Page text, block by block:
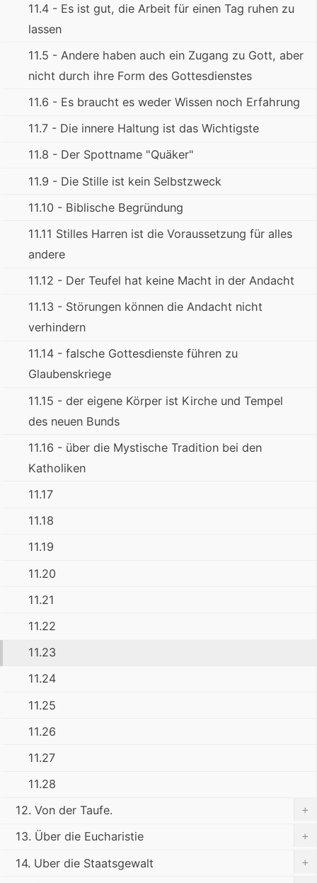
11.4 - Es ist gut, die Arbeit für einen Tag ruhen zu
lassen
11.5 - Andere haben auch ein Zugang zu Gott, aber
nicht durch ihre Form des Gottesdienstes
11.6 - Es braucht es weder Wissen noch Erfahrung
11.7 - Die innere Haltung ist das Wichtigste
11.8 - Der Spottname "Quäker"
11.9 - Die Stille ist kein Selbstzweck
11.10 - Biblische Begründung
11.11 Stilles Harren ist die Voraussetzung für alles
andere
11.12 - Der Teufel hat keine Macht in der Andacht
11.13 - Störungen können die Andacht nicht
verhindern
11.14 - falsche Gottesdienste führen zu
Glaubenskriege
11.15 - der eigene Körper ist Kirche und Tempel
des neuen Bunds
11.16 - über die Mystische Tradition bei den
Katholiken
11.17
11.18
11.19
11.20
11.21
11.22
11.23
11.24
11.25
11.26
11.27
11.28
12. Von der Taufe.
+
13. Über die Eucharistie
+
14. Uber die Staatsgewalt
+